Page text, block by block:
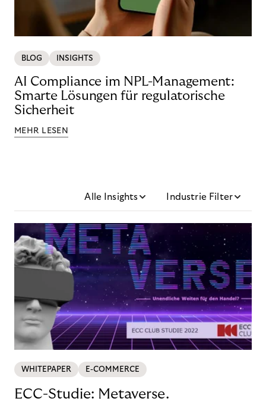
BLOG INSIGHTS
AI Compliance im NPL-Management:
Smarte Lösungen für regulatorische
Sicherheit
MEHR LESEN
Alle Insights Industrie Filter
WHITEPAPER E-COMMERCE
ECC-Studie: Metaverse.